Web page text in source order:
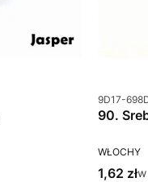
Kod
9D17-
WŁOCHY
Cena
1,62 złw